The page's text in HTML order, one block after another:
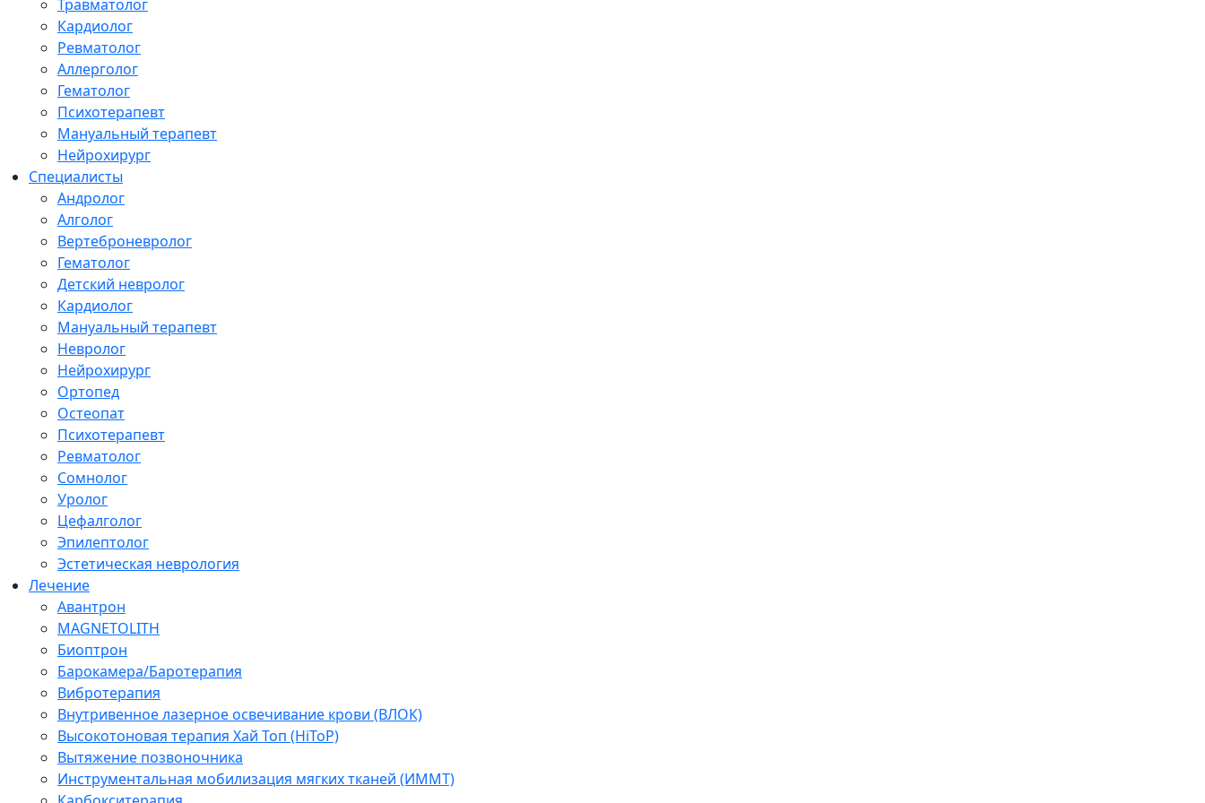
Травматолог
Кардиолог
Ревматолог
Аллерголог
Гематолог
Психотерапевт
Мануальный терапевт
Нейрохирург
Специалисты
Андролог
Алголог
Вертеброневролог
Гематолог
Детский невролог
Кардиолог
Мануальный терапевт
Невролог
Нейрохирург
Ортопед
Остеопат
Психотерапевт
Ревматолог
Сомнолог
Уролог
Цефалголог
Эпилептолог
Эстетическая неврология
Лечение
Авантрон
MAGNETOLITH
Биоптрон
Барокамера/Баротерапия
Вибротерапия
Внутривенное лазерное освечивание крови (ВЛОК)
Высокотоновая терапия Хай Топ (HiToP)
Вытяжение позвоночника
Инструментальная мобилизация мягких тканей (ИММТ)